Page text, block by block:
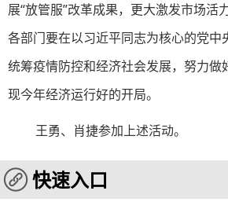
展“放管服”改革成果，更大激发市场活
各部门要在以习近平同志为核心的党中
统筹疫情防控和经济社会发展，努力做
现今年经济运行好的开局。
王勇、肖捷参加上述活动。
快速入口